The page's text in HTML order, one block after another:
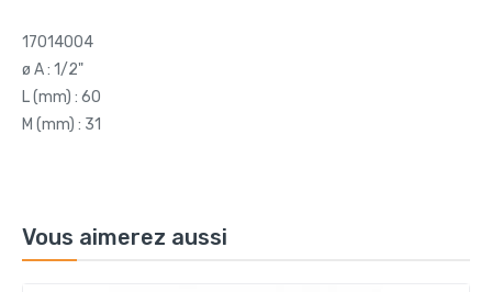
17014004
ø A : 1/2"
L (mm) : 60
M (mm) : 31
Vous aimerez aussi